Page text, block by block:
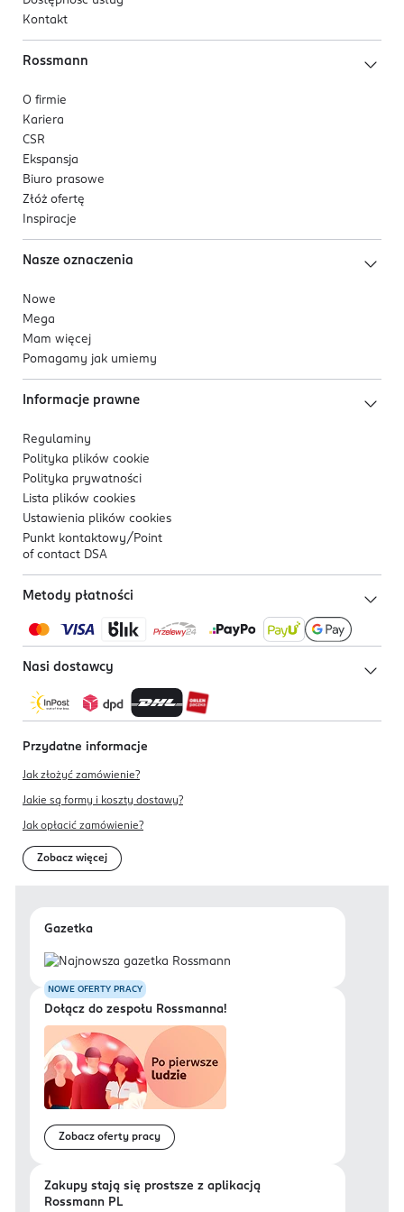
Kontakt
Rossmann
O firmie
Kariera
CSR
Ekspansja
Biuro prasowe
Złóż ofertę
Inspiracje
Nasze oznaczenia
Nowe
Mega
Mam więcej
Pomagamy jak umiemy
Informacje prawne
Regulaminy
Polityka plików cookie
Polityka prywatności
Lista plików cookies
Ustawienia plików cookies
Punkt kontaktowy/ Point
of contact DSA
Metody płatności
Nasi dostawcy
Przydatne informacje
Jak złożyć zamówienie?
Jakie są formy i koszty dostawy?
Jak opłacić zamówienie?
Zobacz więcej
Gazetka
NOWE OFERTY PRACY
Dołącz do zespołu Rossmanna!
Zobacz oferty pracy
Zakupy stają się prostsze z aplikacją
Rossmann PL